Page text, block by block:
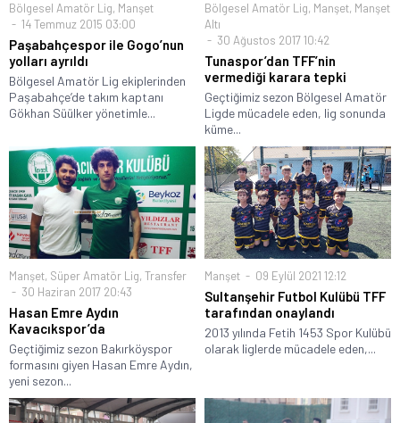
Bölgesel Amatör Lig, Manşet
14 Temmuz 2015 03:00
Paşabahçespor ile Gogo’nun
yolları ayrıldı
Bölgesel Amatör Lig ekiplerinden
Paşabahçe’de takım kaptanı
Gökhan Süülker yönetimle...
Bölgesel Amatör Lig, Manşet, Manşet
Altı
30 Ağustos 2017 10:42
Tunaspor’dan TFF’nin
vermediği karara tepki
Geçtiğimiz sezon Bölgesel Amatör
Ligde mücadele eden, lig sonunda
küme...
Manşet, Süper Amatör Lig, Transfer
30 Haziran 2017 20:43
Hasan Emre Aydın
Kavacıkspor’da
Geçtiğimiz sezon Bakırköyspor
formasını giyen Hasan Emre Aydın,
yeni sezon...
Manşet 09 Eylül 2021 12:12
Sultanşehir Futbol Kulübü TFF
tarafından onaylandı
2013 yılında Fetih 1453 Spor Kulübü
olarak liglerde mücadele eden,...